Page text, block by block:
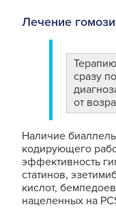
Лечение
сразу
от
Наличие
кодирующего
эффективность
статинов,
кислот,
нацеленных на